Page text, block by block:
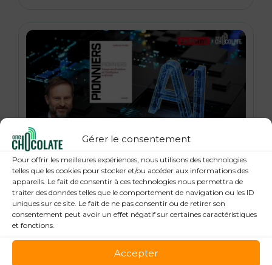
Gérer le consentement
Pour offrir les meilleures expériences, nous utilisons des technologies
telles que les cookies pour stocker et/ou accéder aux informations des
appareils. Le fait de consentir à ces technologies nous permettra de
traiter des données telles que le comportement de navigation ou les ID
uniques sur ce site. Le fait de ne pas consentir ou de retirer son
consentement peut avoir un effet négatif sur certaines caractéristiques
et fonctions.
Accepter
21 janvier 2026
« Pionniers », anatomie des leaders de la
Tech : Guillaume Grallet, Le Point